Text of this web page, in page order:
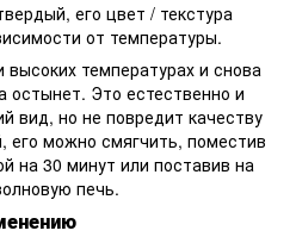
его цвет / текстура
от температуры.
высоких температурах и снова
остынет. Это естественно и
вид, но не повредит качеству
его можно смягчить, поместив
на 30 минут или поставив на
печь.